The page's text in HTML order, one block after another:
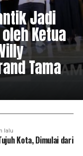
Jadi
Ketua
Tama
lalu
Kota, Dimulai dari